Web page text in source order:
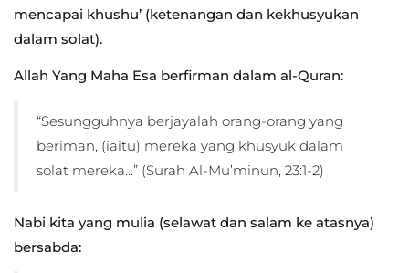
mencapai khushu’ (ketenangan dan kekhusyukan
dalam solat).
Allah Yang Maha Esa berfirman dalam al-Quran:
“Sesungguhnya berjayalah orang-orang yang
beriman, (iaitu) mereka yang khusyuk dalam
solat mereka…” (Surah Al-Mu’minun, 23:1-2)
Nabi kita yang mulia (selawat dan salam ke atasnya)
bersabda: